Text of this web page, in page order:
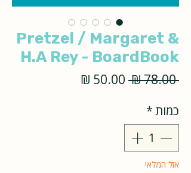
Pretzel / Margaret &
H.A Rey - BoardBook
‏78.00 ‏₪
מחיר
כמות*
אזל המלאי